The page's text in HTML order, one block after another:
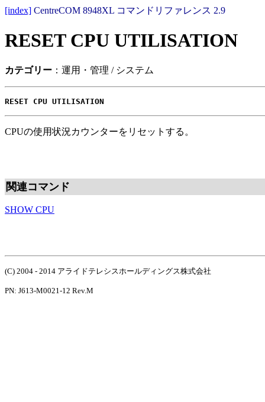
[index] CentreCOM 8948XL コマンドリファレンス 2.9
RESET CPU UTILISATION
カテゴリー ：運用・管理 / システム
RESET CPU UTILISATION
CPUの使用状況カウンターをリセットする。
関連コマンド
SHOW CPU
(C) 2004 - 2014 アライドテレシスホールディングス株式会社
PN: J613-M0021-12 Rev.M